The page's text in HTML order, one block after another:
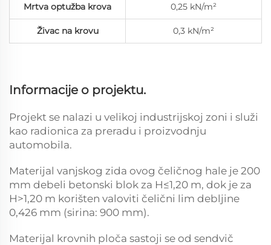
Mrtva optužba krova 0,25 kN/m²
Živac na krovu 0,3 kN/m²
Informacije o projektu.
Projekt se nalazi u velikoj industrijskoj zoni i služi
kao radionica za preradu i proizvodnju
automobila.
Materijal vanjskog zida ovog čeličnog hale je 200
mm debeli betonski blok za H≤1,20 m, dok je za
H>1,20 m korišten valoviti čelični lim debljine
0,426 mm (sirina: 900 mm).
Materijal krovnih ploča sastoji se od sendvič